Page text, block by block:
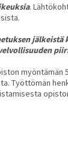
.
jälkeistä
myöntämän
Työttömän